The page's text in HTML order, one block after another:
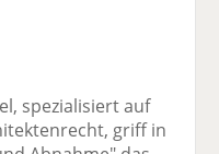
spezialisiert auf
griff in